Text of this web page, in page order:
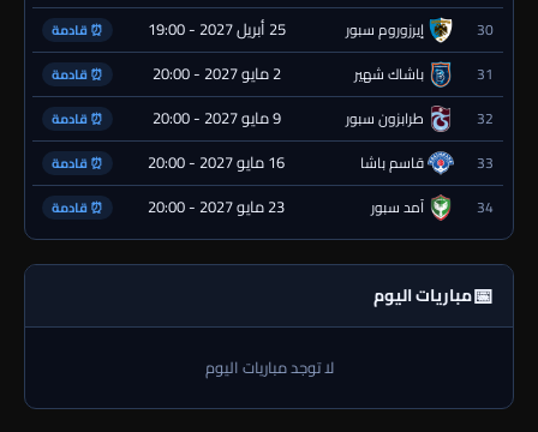
30 إيرزوروم سبور 25 أبريل 2027 - 19:00 ⏰ قادمة
31 باشاك شهير 2 مايو 2027 - 20:00 ⏰ قادمة
32 طرابزون سبور 9 مايو 2027 - 20:00 ⏰ قادمة
33 قاسم باشا 16 مايو 2027 - 20:00 ⏰ قادمة
34 آمد سبور 23 مايو 2027 - 20:00 ⏰ قادمة
📅مباريات اليوم
لا توجد مباريات اليوم